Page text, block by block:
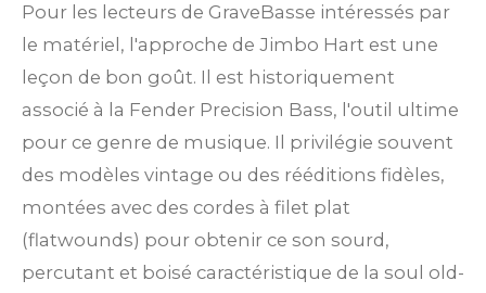
Pour les lecteurs de GraveBasse intéressés par
le matériel, l'approche de Jimbo Hart est une
leçon de bon goût. Il est historiquement
associé à la Fender Precision Bass, l'outil ultime
pour ce genre de musique. Il privilégie souvent
des modèles vintage ou des rééditions fidèles,
montées avec des cordes à filet plat
(flatwounds) pour obtenir ce son sourd,
percutant et boisé caractéristique de la soul old-